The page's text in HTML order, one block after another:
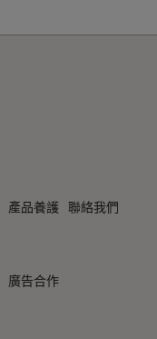
產品養護 聯絡我們
廣告合作